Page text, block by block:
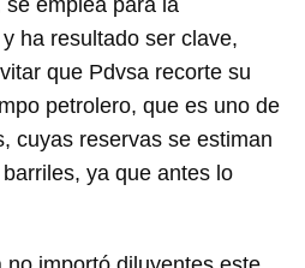
se emplea para la
ha resultado ser clave,
que Pdvsa recorte su
petrolero, que es uno de
cuyas reservas se estiman
ya que antes lo